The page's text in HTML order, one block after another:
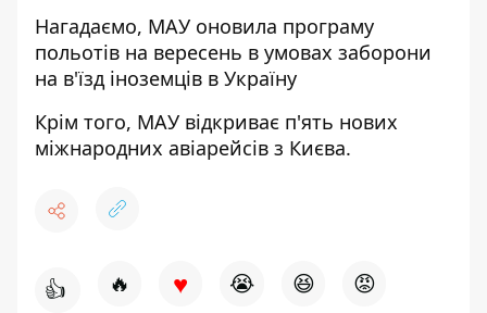
Нагадаємо, МАУ оновила програму
польотів на вересень в умовах заборони
на в'їзд іноземців в Україну
Крім того, МАУ відкриває п'ять нових
міжнародних авіарейсів з Києва.
👍 🔥 ♥ 😭 😆 😡